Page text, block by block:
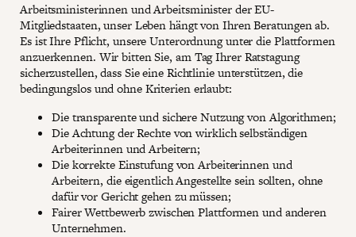
Arbeitsministerinnen und Arbeitsminister der EU-
Mitgliedstaaten, unser Leben hängt von Ihren Beratungen ab.
Es ist Ihre Pflicht, unsere Unterordnung unter die Plattformen
anzuerkennen. Wir bitten Sie, am Tag Ihrer Ratstagung
sicherzustellen, dass Sie eine Richtlinie unterstützen, die
bedingungslos und ohne Kriterien erlaubt:
Die transparente und sichere Nutzung von Algorithmen;
Die Achtung der Rechte von wirklich selbständigen
Arbeiterinnen und Arbeitern;
Die korrekte Einstufung von Arbeiterinnen und
Arbeitern, die eigentlich Angestellte sein sollten, ohne
dafür vor Gericht gehen zu müssen;
Fairer Wettbewerb zwischen Plattformen und anderen
Unternehmen.